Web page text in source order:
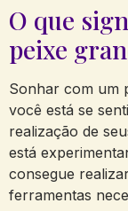
O que
peixe
Sonhar com um
você está se
realização de
está
consegue
ferramentas